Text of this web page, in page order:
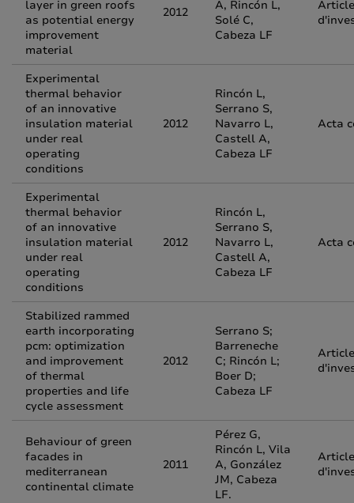
layer in green roofs
as potential energy
improvement
material
2012
A, Rincón L,
Solé C,
Cabeza LF
Article
Experimental
thermal behavior
of an innovative
insulation material
under real
operating
conditions
2012
Rincón L,
Serrano S,
Navarro L,
Castell A,
Cabeza LF
Acta
Experimental
thermal behavior
of an innovative
insulation material
under real
operating
conditions
2012
Rincón L,
Serrano S,
Navarro L,
Castell A,
Cabeza LF
Acta
Stabilized rammed
earth incorporating
pcm: optimization
and improvement
of thermal
properties and life
cycle assessment
2012
Serrano S;
Barreneche
C; Rincón L;
Boer D;
Cabeza LF
Article
Behaviour of green
facades in
mediterranean
continental climate
2011
Pérez G,
Rincón L, Vila
A, González
JM, Cabeza
LF.
Article